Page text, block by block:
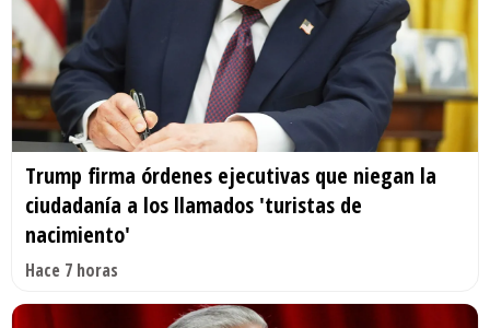
Trump firma órdenes ejecutivas que niegan la
ciudadanía a los llamados 'turistas de
nacimiento'
Hace 7 horas